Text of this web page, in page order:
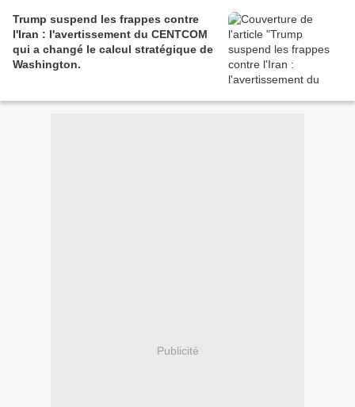
Trump suspend les frappes contre
l'Iran : l'avertissement du CENTCOM
qui a changé le calcul stratégique de
Washington.
Publicité